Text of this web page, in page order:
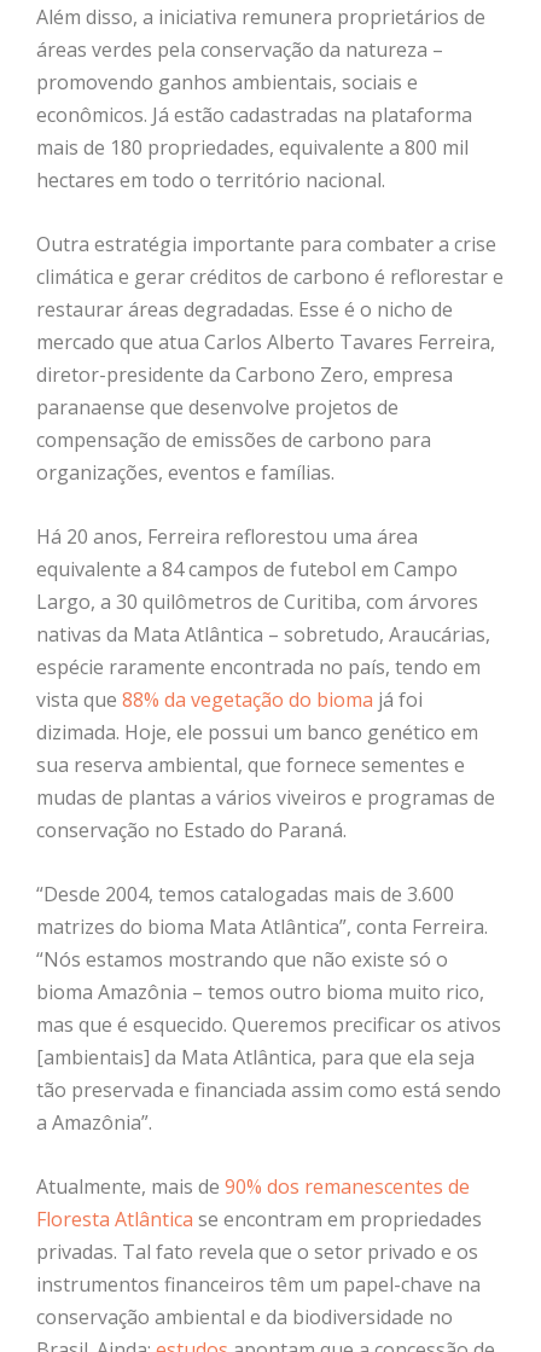
Além disso, a iniciativa remunera proprietários de
áreas verdes pela conservação da natureza –
promovendo ganhos ambientais, sociais e
econômicos. Já estão cadastradas na plataforma
mais de 180 propriedades, equivalente a 800 mil
hectares em todo o território nacional.
Outra estratégia importante para combater a crise
climática e gerar créditos de carbono é reflorestar e
restaurar áreas degradadas. Esse é o nicho de
mercado que atua Carlos Alberto Tavares Ferreira,
diretor-presidente da Carbono Zero, empresa
paranaense que desenvolve projetos de
compensação de emissões de carbono para
organizações, eventos e famílias.
Há 20 anos, Ferreira reflorestou uma área
equivalente a 84 campos de futebol em Campo
Largo, a 30 quilômetros de Curitiba, com árvores
nativas da Mata Atlântica – sobretudo, Araucárias,
espécie raramente encontrada no país, tendo em
vista que 88% da vegetação do bioma já foi
dizimada. Hoje, ele possui um banco genético em
sua reserva ambiental, que fornece sementes e
mudas de plantas a vários viveiros e programas de
conservação no Estado do Paraná.
“Desde 2004, temos catalogadas mais de 3.600
matrizes do bioma Mata Atlântica”, conta Ferreira.
“Nós estamos mostrando que não existe só o
bioma Amazônia – temos outro bioma muito rico,
mas que é esquecido. Queremos precificar os ativos
[ambientais] da Mata Atlântica, para que ela seja
tão preservada e financiada assim como está sendo
a Amazônia”.
Atualmente, mais de 90% dos remanescentes de
Floresta Atlântica se encontram em propriedades
privadas. Tal fato revela que o setor privado e os
instrumentos financeiros têm um papel-chave na
conservação ambiental e da biodiversidade no